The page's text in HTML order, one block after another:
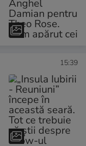
15:39